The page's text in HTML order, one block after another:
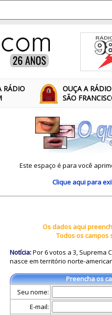
RÁDIO
OUÇA A RÁDIO
SÃO
Este espaço é para você
Clique aquipara
Os dados aqui
Todos os campos
Notícia:Por 6 votos a 3, Suprema
nasce em território norte-
Preencha os
Seu nome:
E-mail: